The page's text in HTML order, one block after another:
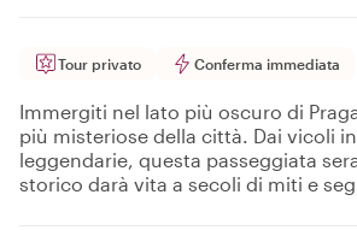
Tour privato Conferma immediata
Immergiti nel lato più oscuro di
più misteriose della città. Dai vicoli
leggendarie, questa passeggiata
storico darà vita a secoli di miti e